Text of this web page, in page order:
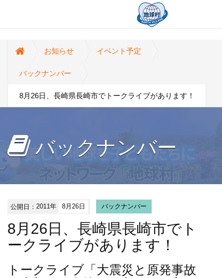
お知らせ イベント予定
バックナンバー
8月26日、長崎県長崎市でトークライブがあります！
バックナンバー
公開日：2011年 8月26日 バックナンバー
8月26日、長崎県長崎市でト
ークライブがあります！
トークライブ 「大震災と原発事故